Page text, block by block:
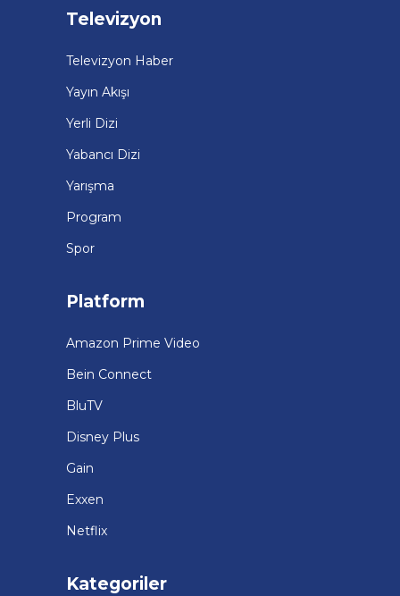
Televizyon
Televizyon Haber
Yayın Akışı
Yerli Dizi
Yabancı Dizi
Yarışma
Program
Spor
Platform
Amazon Prime Video
Bein Connect
BluTV
Disney Plus
Gain
Exxen
Netflix
Kategoriler